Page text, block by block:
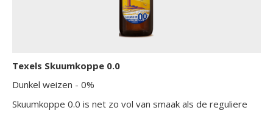
Texels Skuumkoppe 0.0
Dunkel weizen - 0%
Skuumkoppe 0.0 is net zo vol van smaak als de reguliere